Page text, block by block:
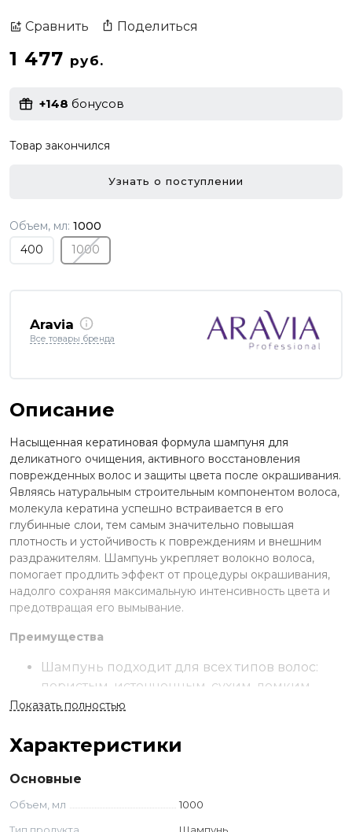
Сравнить Поделиться
1 477 руб.
+148 бонусов
Товар закончился
Узнать о поступлении
Объем, мл: 1000
400
1000
Aravia
Все товары бренда
Описание
Насыщенная кератиновая формула шампуня для
деликатного очищения, активного восстановления
поврежденных волос и защиты цвета после окрашивания.
Являясь натуральным строительным компонентом волоса,
молекула кератина успешно встраивается в его
глубинные слои, тем самым значительно повышая
плотность и устойчивость к повреждениям и внешним
раздражителям. Шампунь укрепляет волокно волоса,
помогает продлить эффект от процедуры окрашивания,
надолго сохраняя максимальную интенсивность цвета и
предотвращая его вымывание.
Преимущества
Шампунь подходит для всех типов волос:
пористым, истонченным, сухим, ломким,
тусклым, а также химически обработанным
Д-пантенол сглаживает кутикулу и
облегчает процесс укладки и делает волосы
послушными.
Показать полностью
Характеристики
Основные
Объем, мл
1000